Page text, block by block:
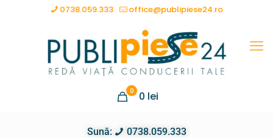
0738.059.333 office@publipiese24.ro
0 0 lei
Sună: 0738.059.333